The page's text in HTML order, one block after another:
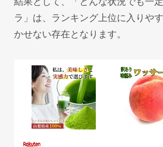
ラ」は、ランキング上位に入りや
かせない存在となります。